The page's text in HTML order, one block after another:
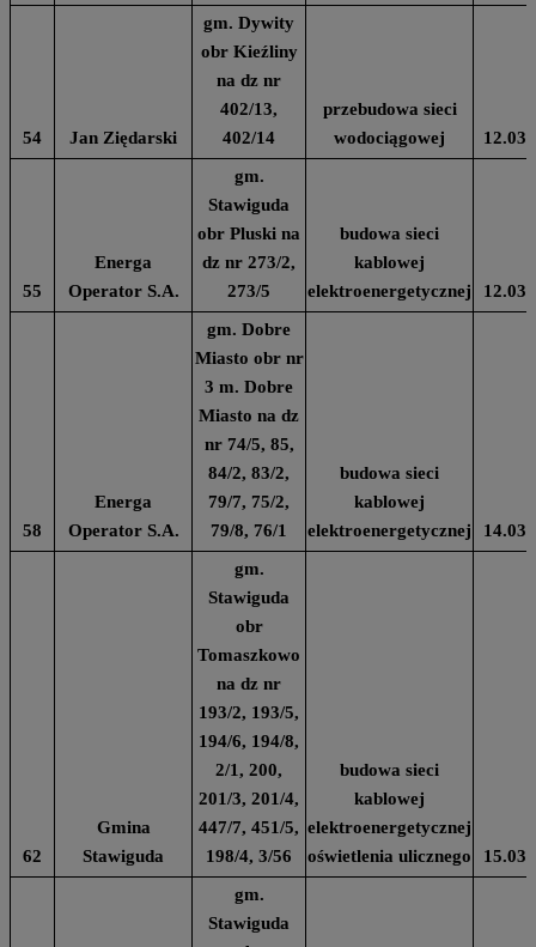
54 Jan Ziędarski
gm. Dywity
obr Kieźliny
na dz nr
402/13,
402/14
przebudowa sieci
wodociągowej
55
Energa
Operator S.A.
gm.
Stawiguda
obr Pluski na
dz nr 273/2,
273/5
budowa sieci
kablowej
elektroenergetycznej
58
Energa
Operator S.A.
gm. Dobre
Miasto obr nr
3 m. Dobre
Miasto na dz
nr 74/5, 85,
84/2, 83/2,
79/7, 75/2,
79/8, 76/1
budowa sieci
kablowej
elektroenergetycznej
62
Gmina
Stawiguda
gm.
Stawiguda
obr
Tomaszkowo
na dz nr
193/2, 193/5,
194/6, 194/8,
2/1, 200,
201/3, 201/4,
447/7, 451/5,
198/4, 3/56
budowa sieci
kablowej
elektroenergetycznej
oświetlenia ulicznego
gm.
Stawiguda